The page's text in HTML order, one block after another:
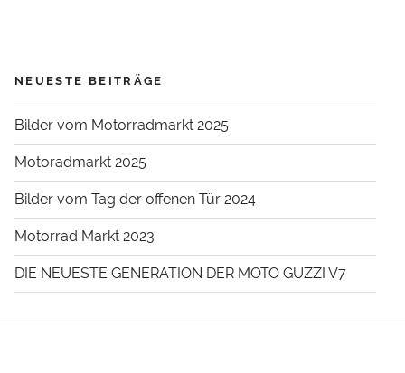
NEUESTE BEITRÄGE
Bilder vom Motorradmarkt 2025
Motoradmarkt 2025
Bilder vom Tag der offenen Tür 2024
Motorrad Markt 2023
DIE NEUESTE GENERATION DER MOTO GUZZI V7